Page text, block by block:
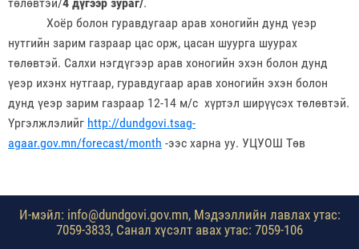
Хоёр болон гуравдугаар арав хоногийн дунд үеэр
нутгийн зарим газраар цас орж, цасан шуурга шуурах
төлөвтэй. Салхи нэгдүгээр арав хоногийн эхэн болон дунд
үеэр ихэнх нутгаар, гуравдугаар арав хоногийн эхэн болон
дунд үеэр зарим газраар 12-14 м/с хүртэл ширүүсэх төлөвтэй.
Үргэлжлэлийг http://dundgovi.tsag-
agaar.gov.mn/forecast/month -ээс харна уу. УЦУОШ Төв
И-мэйл: info@dundgovi.gov.mn, Мэдээллийн лавлах утас:
7059-3833, Санал хүсэлт авах утас: 7059-106